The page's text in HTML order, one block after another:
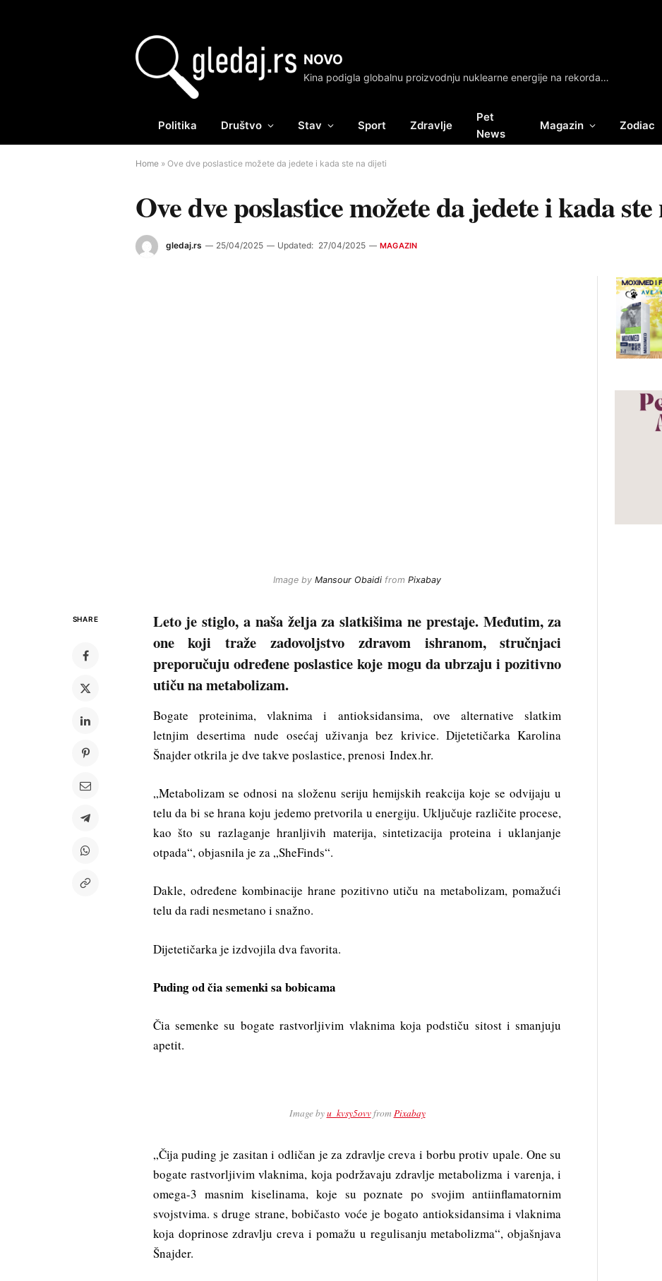
NOVO
Kina podigla globalnu proizvodnju nuklearne energije na rekordan nivo: Ko je na vrhu, a ko na dnu
Politika Društvo Stav Sport Zdravlje
Pet
News
Magazin Zodiac
Home » Ove dve poslastice možete da jedete i kada ste na dijeti
Ove dve poslastice možete da jedete i kada
gledaj.rs 25/04/2025 Updated: 27/04/2025 MAGAZIN
Image by Mansour Obaidi from Pixabay
SHARE
Leto je stiglo, a naša želja za slatkišima ne prestaje. Međutim, za
one koji traže zadovoljstvo zdravom ishranom, stručnjaci
preporučuju određene poslastice koje mogu da ubrzaju i pozitivno
utiču na metabolizam.
Bogate proteinima, vlaknima i antioksidansima, ove alternative slatkim
letnjim desertima nude osećaj uživanja bez krivice. Dijetetičarka Karolina
Šnajder otkrila je dve takve poslastice, prenosi Index.hr.
„Metabolizam se odnosi na složenu seriju hemijskih reakcija koje se odvijaju u
telu da bi se hrana koju jedemo pretvorila u energiju. Uključuje različite procese,
kao što su razlaganje hranljivih materija, sintetizacija proteina i uklanjanje
otpada“, objasnila je za „SheFinds“.
Dakle, određene kombinacije hrane pozitivno utiču na metabolizam, pomažući
telu da radi nesmetano i snažno.
Dijetetičarka je izdvojila dva favorita.
Puding od čia semenki sa bobicama
Čia semenke su bogate rastvorljivim vlaknima koja podstiču sitost i smanjuju
apetit.
Image byu_kvsy5ovvfrom Pixabay
„Čija puding je zasitan i odličan je za zdravlje creva i borbu protiv upale. One su
bogate rastvorljivim vlaknima, koja podržavaju zdravlje metabolizma i varenja, i
omega-3 masnim kiselinama, koje su poznate po svojim antiinflamatornim
svojstvima. s druge strane, bobičasto voće je bogato antioksidansima i vlaknima
koja doprinose zdravlju creva i pomažu u regulisanju metabolizma“, objašnjava
Šnajder.